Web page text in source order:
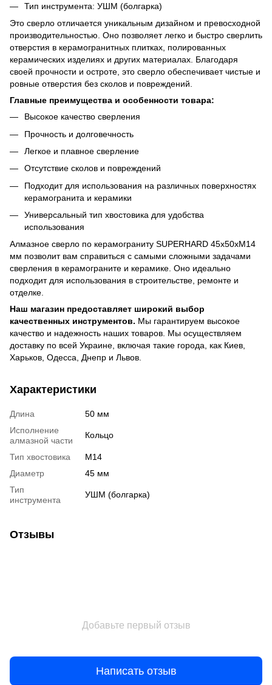
Тип инструмента: УШМ (болгарка)
Это сверло отличается уникальным дизайном и превосходной
производительностью. Оно позволяет легко и быстро сверлить
отверстия в керамогранитных плитках, полированных
керамических изделиях и других материалах. Благодаря
своей прочности и остроте, это сверло обеспечивает чистые и
ровные отверстия без сколов и повреждений.
Главные преимущества и особенности товара:
Высокое качество сверления
Прочность и долговечность
Легкое и плавное сверление
Отсутствие сколов и повреждений
Подходит для использования на различных поверхностях
керамогранита и керамики
Универсальный тип хвостовика для удобства
использования
Алмазное сверло по керамограниту SUPERHARD 45х50xМ14
мм позволит вам справиться с самыми сложными задачами
сверления в керамограните и керамике. Оно идеально
подходит для использования в строительстве, ремонте и
отделке.
Наш магазин предоставляет широкий выбор
качественных инструментов. Мы гарантируем высокое
качество и надежность наших товаров. Мы осуществляем
доставку по всей Украине, включая такие города, как Киев,
Харьков, Одесса, Днепр и Львов.
Характеристики
Длина
50 мм
Исполнение
алмазной части
Кольцо
Тип хвостовика
М14
Диаметр
45 мм
Тип
инструмента
УШМ (болгарка)
Отзывы
Добавьте первый отзыв
Написать отзыв